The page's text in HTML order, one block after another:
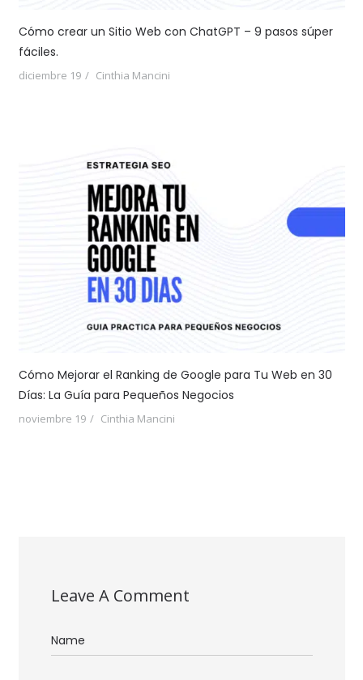
Cómo crear un Sitio Web con ChatGPT – 9 pasos súper
fáciles.
diciembre 19 Cinthia Mancini
Cómo Mejorar el Ranking de Google para Tu Web en 30
Días: La Guía para Pequeños Negocios
noviembre 19 Cinthia Mancini
Leave A Comment